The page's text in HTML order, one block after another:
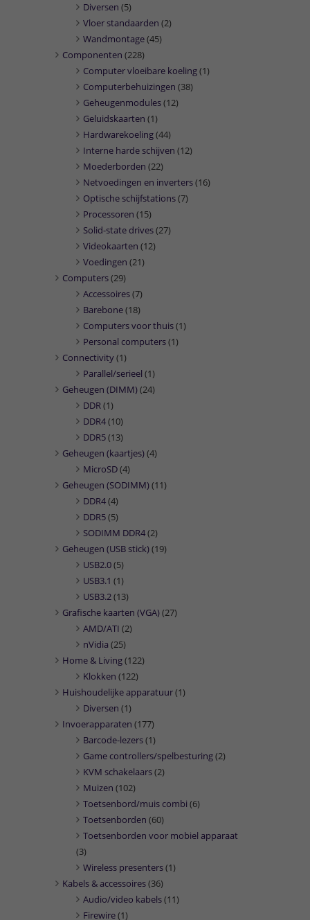
Diversen (5)
Vloer standaarden (2)
Wandmontage(45)
Componenten (228)
Computer vloeibare koeling(1)
Computerbehuizingen (38)
Geheugenmodules(12)
Geluidskaarten (1)
Hardwarekoeling(44)
Interne harde schijven (12)
Moederborden (22)
Netvoedingen en inverters(16)
Optische schijfstations(7)
Processoren (15)
Solid-state drives(27)
Videokaarten (12)
Voedingen (21)
Computers(29)
Accessoires(7)
Barebone(18)
Computers voor thuis(1)
Personal computers(1)
Connectivity(1)
Parallel/serieel (1)
Geheugen (DIMM)(24)
DDR(1)
DDR4(10)
DDR5(13)
Geheugen (kaartjes)(4)
MicroSD(4)
Geheugen (SODIMM)(11)
DDR4(4)
DDR5(5)
SODIMM DDR4(2)
Geheugen (USB stick)(19)
USB2.0(5)
USB3.1 (1)
USB3.2(13)
Grafische kaarten (VGA)(27)
AMD/ATI (2)
nVidia (25)
Home & Living(122)
Klokken (122)
Huishoudelijke apparatuur(1)
Diversen (1)
Invoerapparaten (177)
Barcode-lezers(1)
Game controllers/spelbesturing(2)
KVM schakelaars(2)
Muizen (102)
Toetsenbord/muis combi (6)
Toetsenborden (60)
Toetsenborden voor mobiel apparaat
(3)
Wireless presenters(1)
Kabels & accessoires(36)
Audio/video kabels(11)
Firewire(1)